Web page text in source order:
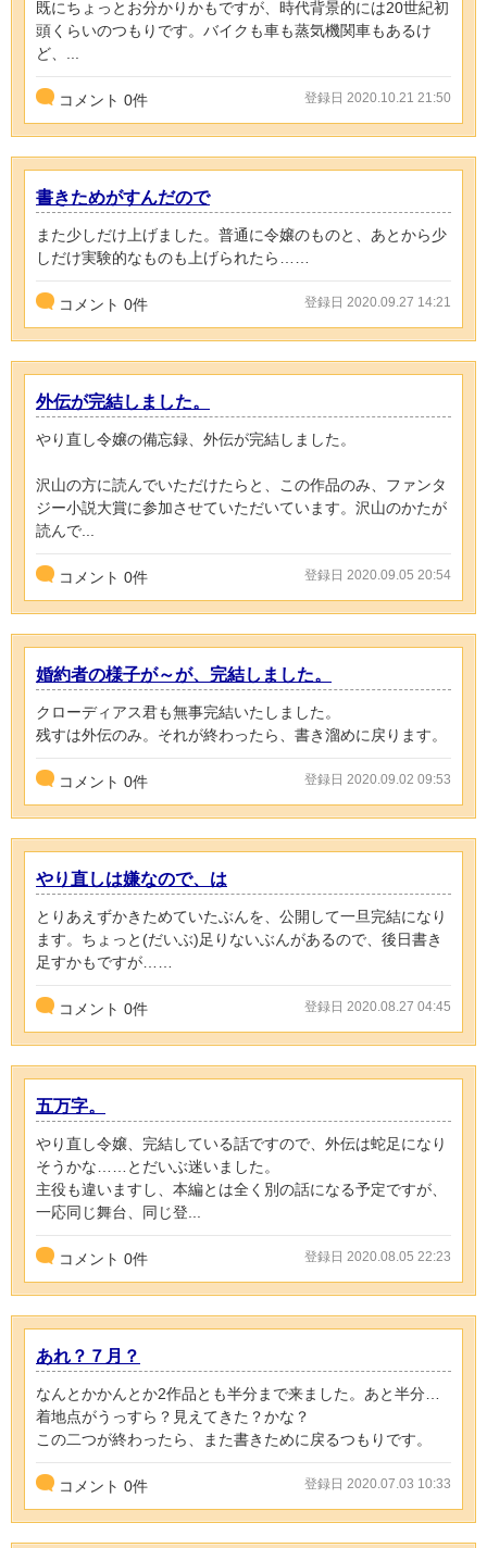
既にちょっとお分かりかもですが、時代背景的には20世紀初
頭くらいのつもりです。バイクも車も蒸気機関車もあるけ
ど、...
コメント 0件 登録日 2020.10.21 21:50
書きためがすんだので
また少しだけ上げました。普通に令嬢のものと、あとから少
しだけ実験的なものも上げられたら……
コメント 0件 登録日 2020.09.27 14:21
外伝が完結しました。
やり直し令嬢の備忘録、外伝が完結しました。
沢山の方に読んでいただけたらと、この作品のみ、ファンタ
ジー小説大賞に参加させていただいています。沢山のかたが
読んで...
コメント 0件 登録日 2020.09.05 20:54
婚約者の様子が～が、完結しました。
クローディアス君も無事完結いたしました。
残すは外伝のみ。それが終わったら、書き溜めに戻ります。
コメント 0件 登録日 2020.09.02 09:53
やり直しは嫌なので、は
とりあえずかきためていたぶんを、公開して一旦完結になり
ます。ちょっと(だいぶ)足りないぶんがあるので、後日書き
足すかもですが……
コメント 0件 登録日 2020.08.27 04:45
五万字。
やり直し令嬢、完結している話ですので、外伝は蛇足になり
そうかな……とだいぶ迷いました。
主役も違いますし、本編とは全く別の話になる予定ですが、
一応同じ舞台、同じ登...
コメント 0件 登録日 2020.08.05 22:23
あれ？７月？
なんとかかんとか2作品とも半分まで来ました。あと半分…
着地点がうっすら？見えてきた？かな？
この二つが終わったら、また書きために戻るつもりです。
コメント 0件 登録日 2020.07.03 10:33